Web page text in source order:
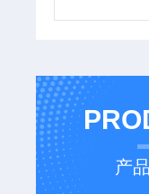
产